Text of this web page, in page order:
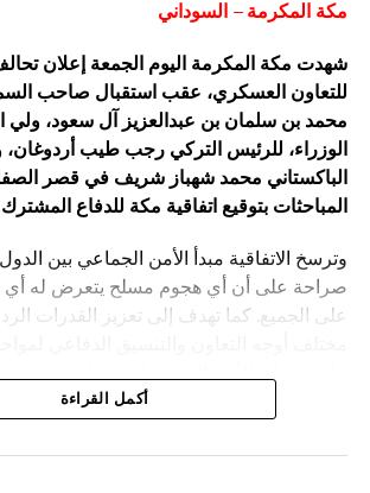
مكة المكرمة – السوداني
شهدت مكة المكرمة اليوم الجمعة إعلان
للتعاون العسكري، عقب استقبال صاحب
محمد بن سلمان بن عبدالعزيز آل سعود،
الوزراء، للرئيس التركي رجب طيب أردوغان،
الباكستاني محمد شهباز شريف في قصر
المباحثات بتوقيع اتفاقية مكة للدفاع
وترسخ الاتفاقية مبدأ الأمن الجماعي بين
صراحة على أن أي هجوم مسلح يتعرض له
على الجميع. كما تهدف إلى تعزيز القدرات
والسلام في المنطقة والعالم.أكمل القراءة